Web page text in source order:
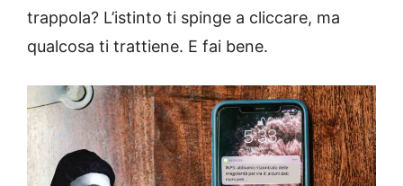
trappola? L’istinto ti spinge a cliccare, ma
qualcosa ti trattiene. E fai bene.